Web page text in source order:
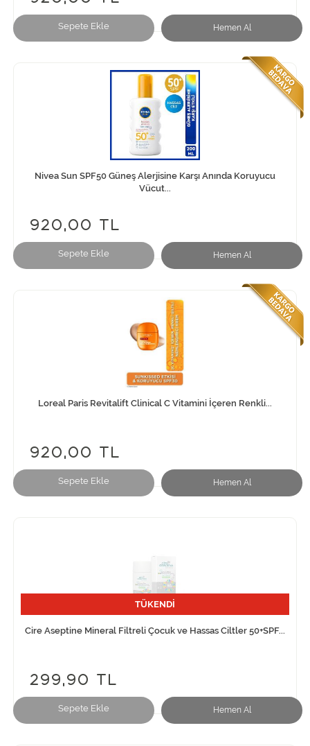
Sepete Ekle Hemen Al
Sepete Ekle Hemen Al
Nivea Sun SPF50 Güneş Alerjisine Karşı Anında Koruyucu
Vücut...
920,00 TL
Sepete Ekle Hemen Al
Loreal Paris Revitalift Clinical C Vitamini İçeren Renkli...
920,00 TL
Sepete Ekle Hemen Al
TÜKENDİ
Cire Aseptine Mineral Filtreli Çocuk ve Hassas Ciltler 50+SPF...
299,90 TL